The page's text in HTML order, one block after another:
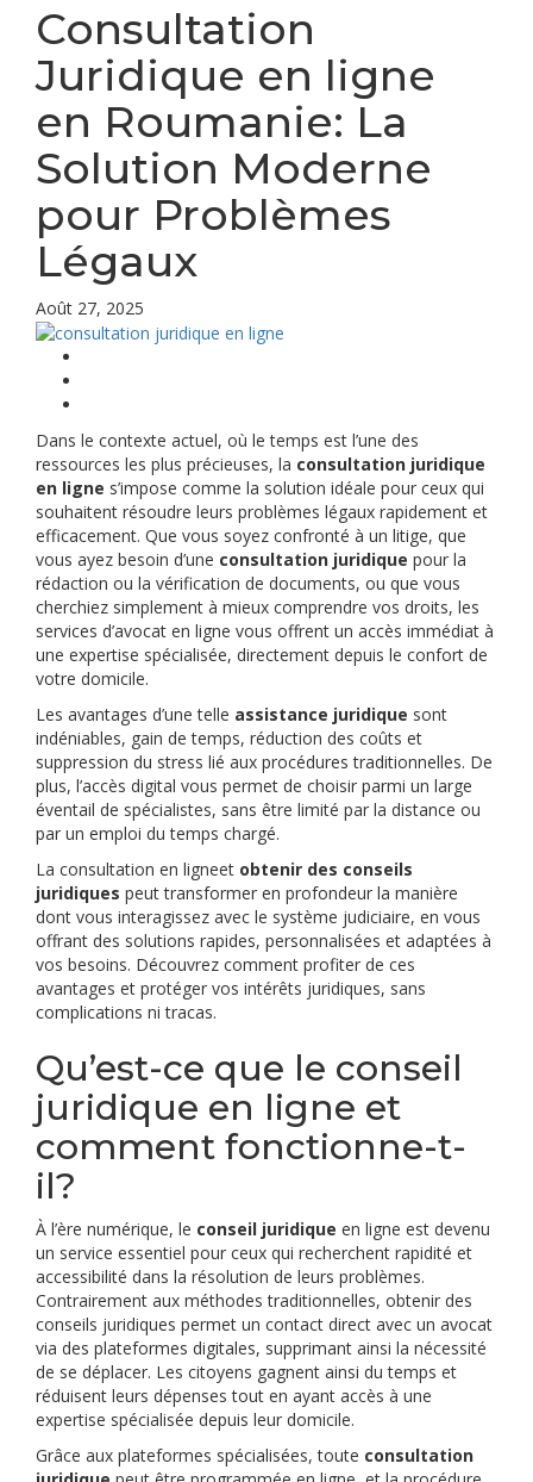
Consultation
Juridique en ligne
en Roumanie: La
Solution Moderne
pour Problèmes
Légaux
Août 27, 2025
Dans le contexte actuel, où le temps est l’une des
ressources les plus précieuses, la consultation juridique
en ligne s’impose comme la solution idéale pour ceux qui
souhaitent résoudre leurs problèmes légaux rapidement et
efficacement. Que vous soyez confronté à un litige, que
vous ayez besoin d’une consultation juridique pour la
rédaction ou la vérification de documents, ou que vous
cherchiez simplement à mieux comprendre vos droits, les
services d’avocat en ligne vous offrent un accès immédiat à
une expertise spécialisée, directement depuis le confort de
votre domicile.
Les avantages d’une telle assistance juridique sont
indéniables, gain de temps, réduction des coûts et
suppression du stress lié aux procédures traditionnelles. De
plus, l’accès digital vous permet de choisir parmi un large
éventail de spécialistes, sans être limité par la distance ou
par un emploi du temps chargé.
La consultation en ligneet obtenir des conseils
juridiques peut transformer en profondeur la manière
dont vous interagissez avec le système judiciaire, en vous
offrant des solutions rapides, personnalisées et adaptées à
vos besoins. Découvrez comment profiter de ces
avantages et protéger vos intérêts juridiques, sans
complications ni tracas.
Qu’est-ce que le conseil
juridique en ligne et
comment fonctionne-t-
il?
À l’ère numérique, le conseil juridique en ligne est devenu
un service essentiel pour ceux qui recherchent rapidité et
accessibilité dans la résolution de leurs problèmes.
Contrairement aux méthodes traditionnelles, obtenir des
conseils juridiques permet un contact direct avec un avocat
via des plateformes digitales, supprimant ainsi la nécessité
de se déplacer. Les citoyens gagnent ainsi du temps et
réduisent leurs dépenses tout en ayant accès à une
expertise spécialisée depuis leur domicile.
Grâce aux plateformes spécialisées, toute consultation